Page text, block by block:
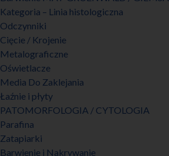
Kategoria – Linia histologiczna
Odczynniki
Cięcie / Krojenie
Metalograficzne
Oświetlacze
Media Do Zaklejania
Łaźnie i płyty
PATOMORFOLOGIA / CYTOLOGIA
Parafina
Zatapiarki
Barwienie i Nakrywanie